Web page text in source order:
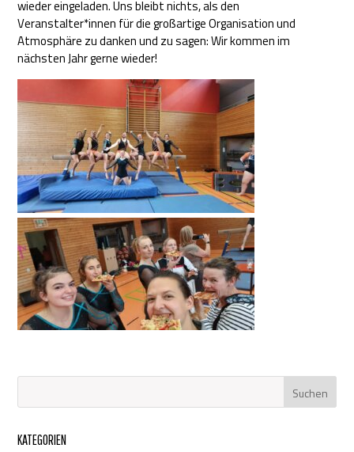
wieder eingeladen. Uns bleibt nichts, als den
Veranstalter*innen für die großartige Organisation und
Atmosphäre zu danken und zu sagen: Wir kommen im
nächsten Jahr gerne wieder!
KATEGORIEN